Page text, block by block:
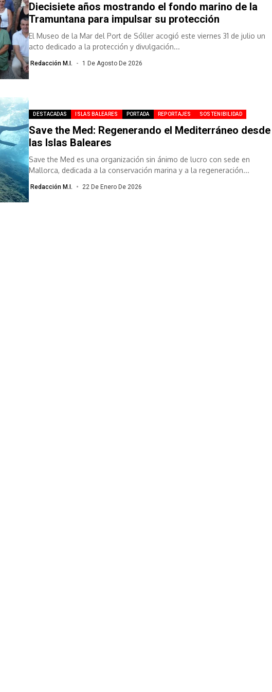
Diecisiete años mostrando el fondo marino de la
Tramuntana para impulsar su protección
El Museo de la Mar del Port de Sóller acogió este viernes 31 de julio un
acto dedicado a la protección y divulgación...
Redacción M.I. 1 De Agosto De 2026
DESTACADAS ISLAS BALEARES PORTADA REPORTAJES SOSTENIBILIDAD
Save the Med: Regenerando el Mediterráneo desde
las Islas Baleares
Save the Med es una organización sin ánimo de lucro con sede en
Mallorca, dedicada a la conservación marina y a la regeneración...
Redacción M.I. 22 De Enero De 2026